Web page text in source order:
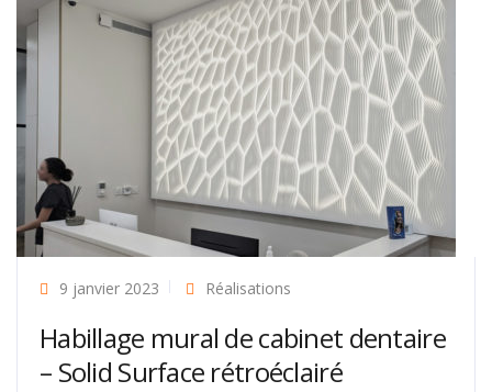
9 janvier 2023 Réalisations
Habillage mural de cabinet dentaire
– Solid Surface rétroéclairé